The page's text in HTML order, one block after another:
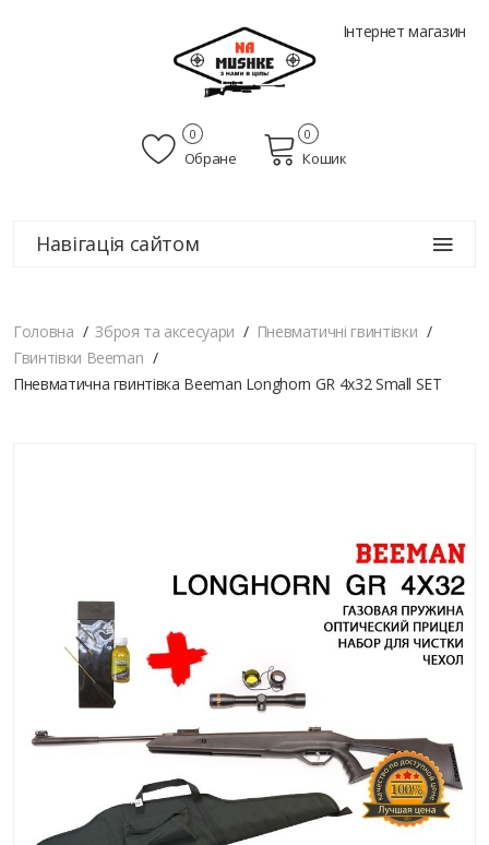
Інтернет магазин
Обране
0
Кошик
0
Навігація сайтом
Головна Зброя та аксесуари
Пневматичні гвинтівки
Гвинтівки Beeman
Пневматична гвинтівка Beeman Longhorn GR 4х32 Small SET